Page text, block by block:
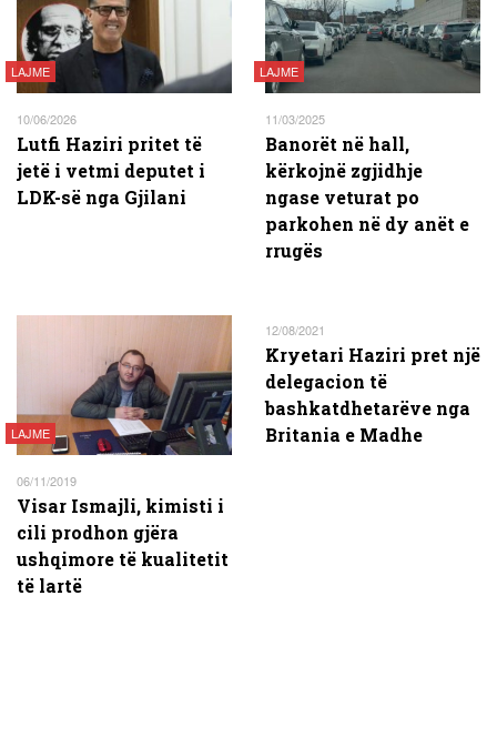
LAJME
10/06/2026
Lutfi Haziri pritet të
jetë i vetmi deputet i
LDK-së nga Gjilani
LAJME
11/03/2025
Banorët në hall,
kërkojnë zgjidhje
ngase veturat po
parkohen në dy anët e
rrugës
LAJME
06/11/2019
Visar Ismajli, kimisti i
cili prodhon gjëra
ushqimore të kualitetit
të lartë
12/08/2021
Kryetari Haziri pret një
delegacion të
bashkatdhetarëve nga
Britania e Madhe